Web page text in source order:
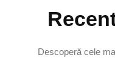
Descoperă cele